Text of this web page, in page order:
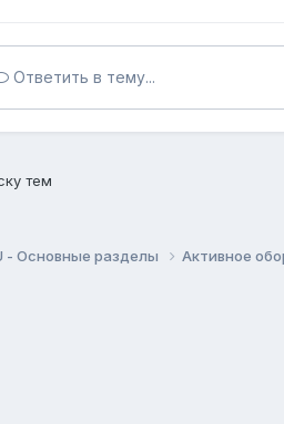
Ответить в тему...
тем
- Основные разделы Активное